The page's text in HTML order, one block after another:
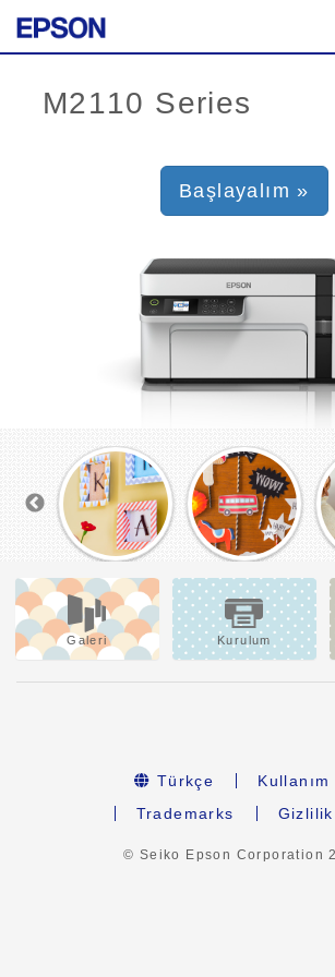
Başlayalım »
Galeri Kurulum
Türkçe
Kullanım
Trademarks
Gizlilik
© Seiko Epson Corporation